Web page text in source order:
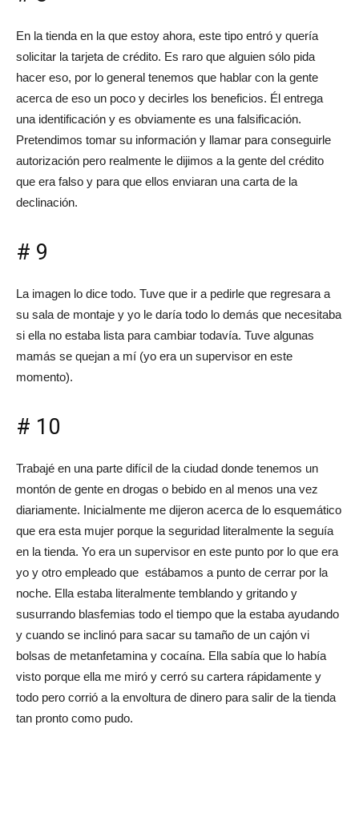
En la tienda en la que estoy ahora, este tipo entró y quería
solicitar la tarjeta de crédito. Es raro que alguien sólo pida
hacer eso, por lo general tenemos que hablar con la gente
acerca de eso un poco y decirles los beneficios. Él entrega
una identificación y es obviamente es una falsificación.
Pretendimos tomar su información y llamar para conseguirle
autorización pero realmente le dijimos a la gente del crédito
que era falso y para que ellos enviaran una carta de la
declinación.
# 9
La imagen lo dice todo. Tuve que ir a pedirle que regresara a
su sala de montaje y yo le daría todo lo demás que necesitaba
si ella no estaba lista para cambiar todavía. Tuve algunas
mamás se quejan a mí (yo era un supervisor en este
momento).
# 10
Trabajé en una parte difícil de la ciudad donde tenemos un
montón de gente en drogas o bebido en al menos una vez
diariamente. Inicialmente me dijeron acerca de lo esquemático
que era esta mujer porque la seguridad literalmente la seguía
en la tienda. Yo era un supervisor en este punto por lo que era
yo y otro empleado que estábamos a punto de cerrar por la
noche. Ella estaba literalmente temblando y gritando y
susurrando blasfemias todo el tiempo que la estaba ayudando
y cuando se inclinó para sacar su tamaño de un cajón vi
bolsas de metanfetamina y cocaína. Ella sabía que lo había
visto porque ella me miró y cerró su cartera rápidamente y
todo pero corrió a la envoltura de dinero para salir de la tienda
tan pronto como pudo.